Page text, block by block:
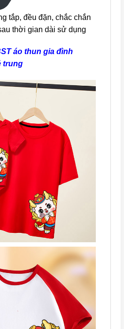
tắp, đều đặn, chắc chắn
thời gian dài sử dụng
áo thun gia đình
trung